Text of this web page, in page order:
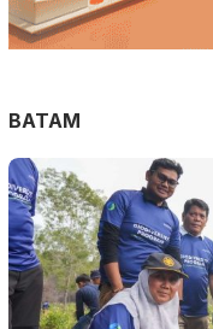
BATAM